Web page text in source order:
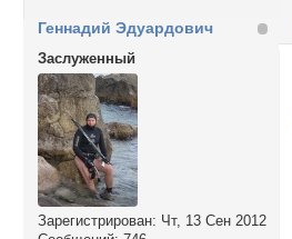
Геннадий Эдуардович
Заслуженный
Зарегистрирован: Чт, 13 Сен 2012